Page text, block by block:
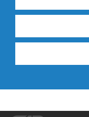
והם עומדים